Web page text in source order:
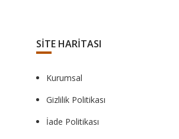
SİTE HARİTASI
Kurumsal
Gizlilik Politikası
İade Politikası